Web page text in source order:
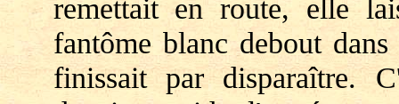
remettait en route, elle
fantôme blanc debout
finissait par disparaître.